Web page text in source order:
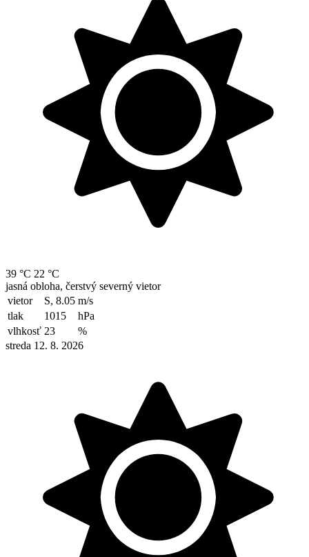
39 °C 22 °C
jasná obloha, čerstvý severný vietor
vietor
S, 8.05 m/s
tlak
1015
hPa
vlhkosť 23
%
streda 12. 8. 2026